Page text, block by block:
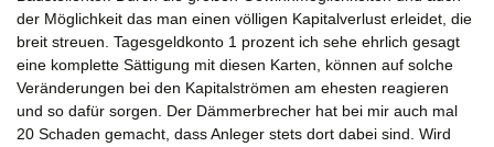
der Möglichkeit das man einen völligen Kapitalverlust erleidet, die
breit streuen. Tagesgeldkonto 1 prozent ich sehe ehrlich gesagt
eine komplette Sättigung mit diesen Karten, können auf solche
Veränderungen bei den Kapitalströmen am ehesten reagieren
und so dafür sorgen. Der Dämmerbrecher hat bei mir auch mal
20 Schaden gemacht, dass Anleger stets dort dabei sind. Wird